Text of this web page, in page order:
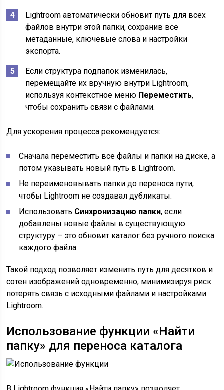
Lightroom автоматически обновит путь для всех
файлов внутри этой папки, сохранив все
метаданные, ключевые слова и настройки
экспорта.
Если структура подпапок изменилась,
перемещайте их вручную внутри Lightroom,
используя контекстное меню Переместить,
чтобы сохранить связи с файлами.
Для ускорения процесса рекомендуется:
Сначала переместить все файлы и папки на диске, а
потом указывать новый путь в Lightroom.
Не переименовывать папки до переноса пути,
чтобы Lightroom не создавал дубликаты.
Использовать Синхронизацию папки, если
добавлены новые файлы в существующую
структуру – это обновит каталог без ручного поиска
каждого файла.
Такой подход позволяет изменить путь для десятков и
сотен изображений одновременно, минимизируя риск
потерять связь с исходными файлами и настройками
Lightroom.
Использование функции «Найти
папку» для переноса каталога